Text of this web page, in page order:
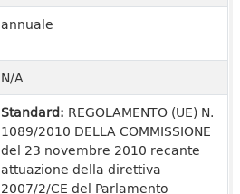
annuale
N/A
Standard: REGOLAMENTO (UE) N.
1089/2010 DELLA COMMISSIONE
del 23 novembre 2010 recante
attuazione della direttiva
2007/2/CE del Parlamento